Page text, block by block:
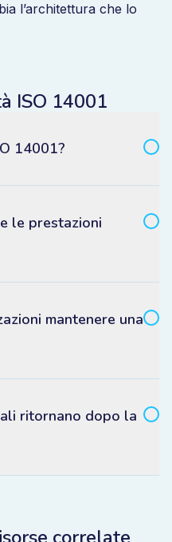
l’architettura che lo
ISO 14001
14001?
le prestazioni
mantenere una
ritornano dopo la